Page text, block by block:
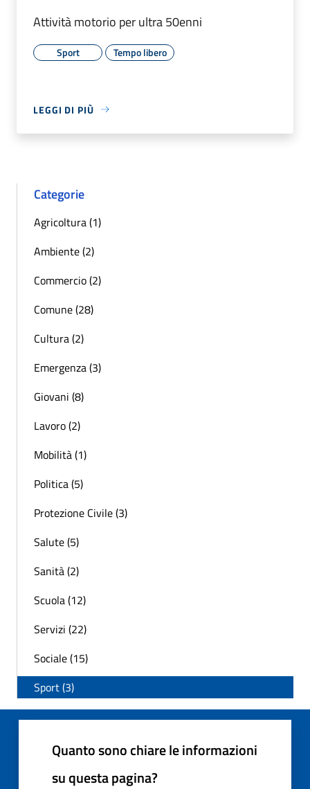
Attività motorio per ultra 50enni
Sport Tempo libero
LEGGI DI PIÙ
Categorie
Agricoltura (1)
Ambiente (2)
Commercio (2)
Comune (28)
Cultura (2)
Emergenza (3)
Giovani (8)
Lavoro (2)
Mobilità (1)
Politica (5)
Protezione Civile (3)
Salute (5)
Sanità (2)
Scuola (12)
Servizi (22)
Sociale (15)
Sport (3)
Quanto sono chiare le informazioni
su questa pagina?